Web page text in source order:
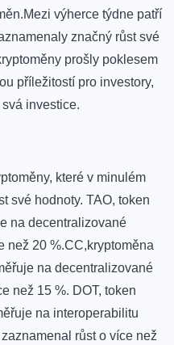
výherce týdne patří⁢
značný růst své
prošly poklesem
‌příležitostí‌ pro investory,
investice.
které ‌v minulém
své hodnoty. ​TAO, token
‍na decentralizované
než‍ 20 %.CC,kryptoměna
na decentralizované
než⁣ 15 %. ⁢DOT, ‌token
na ⁢interoperabilitu
​růst o​ více než